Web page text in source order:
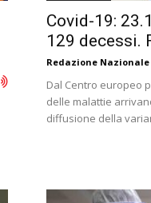
Covid-19:
129 decessi.
Redazione Nazionale
Dal Centro europeo
delle malattie
diffusione della